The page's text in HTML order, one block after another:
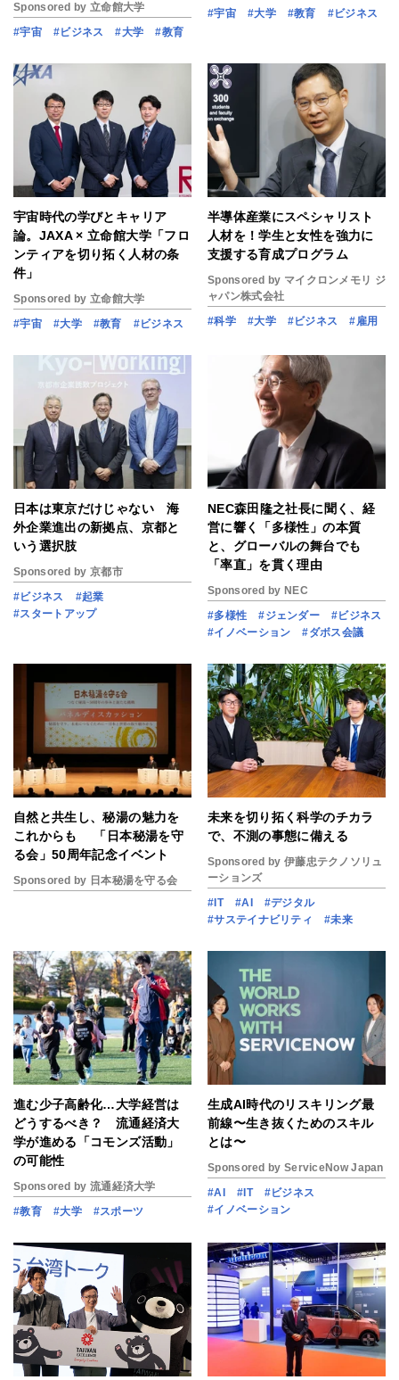
Sponsored by 立命館大学
#宇宙
#ビジネス #大学 #教育
#宇宙
#大学 #教育 #ビジネス
宇宙時代の学びとキャリア
論。JAXA × 立命館大学「フロ
ンティアを切り拓く人材の条
件」
Sponsored by 立命館大学
#宇宙
#大学 #教育 #ビジネス
半導体産業にスペシャリスト
人材を！学生と女性を強力に
支援する育成プログラム
Sponsored by マイクロンメモリ ジ
ャパン株式会社
#科学
#大学 #ビジネス #雇用
日本は東京だけじゃない 海
外企業進出の新拠点、京都と
いう選択肢
Sponsored by 京都市
#ビジネス
#起業
#スタートアップ
NEC森田隆之社長に聞く、経
営に響く「多様性」の本質
と、グローバルの舞台でも
「率直」を貫く理由
Sponsored by NEC
#多様性
#ジェンダー
#ビジネス
#イノベーション
#ダボス会議
自然と共生し、秘湯の魅力を
これからも 「日本秘湯を守
る会」50周年記念イベント
Sponsored by 日本秘湯を守る会
未来を切り拓く科学のチカラ
で、不測の事態に備える
Sponsored by 伊藤忠テクノソリュ
ーションズ
#IT
#AI
#デジタル
#サステイナビリティ
#未来
進む少子高齢化…大学経営は
どうするべき？ 流通経済大
学が進める「コモンズ活動」
の可能性
Sponsored by 流通経済大学
#教育
#大学 #スポーツ
生成AI時代のリスキリング最
前線〜生き抜くためのスキル
とは〜
Sponsored by ServiceNow Japan
#AI
#IT
#ビジネス
#イノベーション